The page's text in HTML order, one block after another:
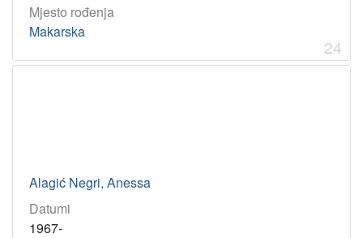
Mjesto rođenja
Makarska
24
Alagić Negri, Anessa
Datumi
1967-